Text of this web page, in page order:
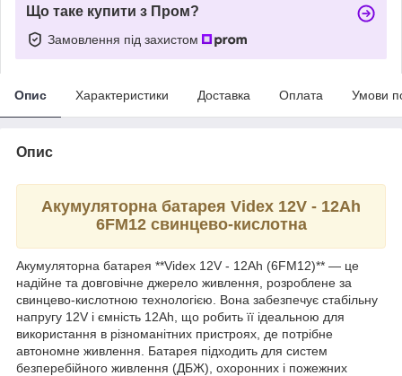
Що таке купити з Пром?
Замовлення під захистом
Опис Характеристики Доставка Оплата Умови
Опис
Акумуляторна батарея Videx 12V - 12Ah
6FM12 свинцево-кислотна
Акумуляторна батарея **Videx 12V - 12Ah (6FM12)** — це
надійне та довговічне джерело живлення, розроблене за
свинцево-кислотною технологією. Вона забезпечує стабільну
напругу 12V і ємність 12Ah, що робить її ідеальною для
використання в різноманітних пристроях, де потрібне
автономне живлення. Батарея підходить для систем
безперебійного живлення (ДБЖ), охоронних і пожежних